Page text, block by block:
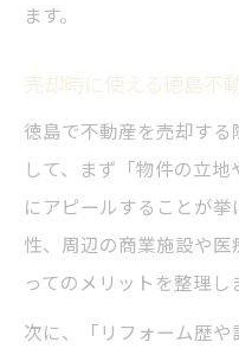
ます。
売却時に使える徳島不
徳島で不動産を売却す
して、まず「物件の立
にアピールすることが
性、周辺の商業施設や
ってのメリットを整理し
次に、「リフォーム歴